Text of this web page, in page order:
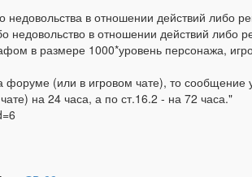
в отношении действий либо
недовольство в отношении действий либо
в размере 1000*уровень персонажа,
(или в игровом чате), то сообщение
на 24 часа, а по ст.16.2 - на 72 часа."